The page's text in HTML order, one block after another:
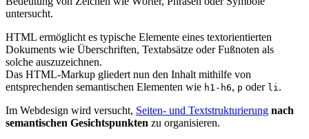
untersucht.
HTML ermöglicht es typische Elemente eines textorientierten
Dokuments wie Überschriften, Textabsätze oder Fußnoten als
solche auszuzeichnen.
Das HTML-Markup gliedert nun den Inhalt mithilfe von
entsprechenden semantischen Elementen wie h1-h6, p oder li .
Im Webdesign wird versucht, Seiten- und Textstrukturierung nach
semantischen Gesichtspunkten zu organisieren.